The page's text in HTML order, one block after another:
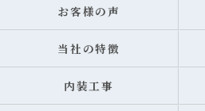
お客様の声
当社の特徴
内装工事